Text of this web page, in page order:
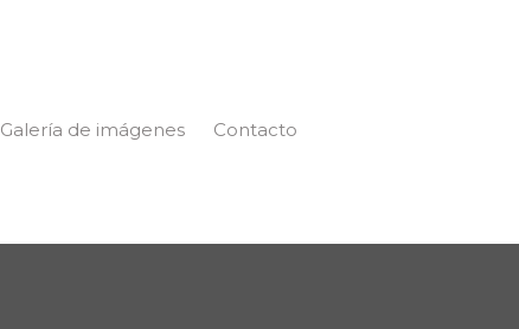
Galería de imágenes Contacto